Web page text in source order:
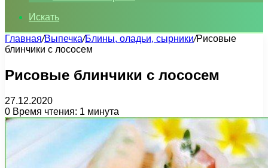
Искать
Главная/Выпечка/Блины, оладьи, сырники/Рисовые
блинчики с лососем
Рисовые блинчики с лососем
27.12.2020
0 Время чтения: 1 минута